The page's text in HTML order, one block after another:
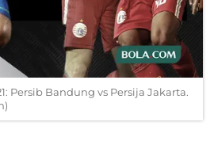
Persib Bandung vs Persija Jakarta.